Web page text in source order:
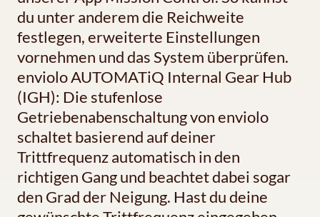
du unter anderem die Reichweite
festlegen, erweiterte Einstellungen
vornehmen und das System überprüfen.
enviolo AUTOMATiQ Internal Gear Hub
(IGH): Die stufenlose
Getriebenabenschaltung von enviolo
schaltet basierend auf deiner
Trittfrequenz automatisch in den
richtigen Gang und beachtet dabei sogar
den Grad der Neigung. Hast du deine